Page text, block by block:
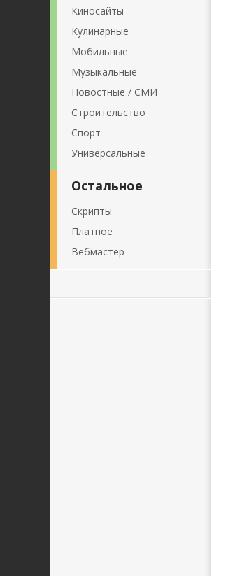
Киносайты
Кулинарные
Мобильные
Музыкальные
Новостные / СМИ
Строительство
Спорт
Универсальные
Остальное
Скрипты
Платное
Вебмастер